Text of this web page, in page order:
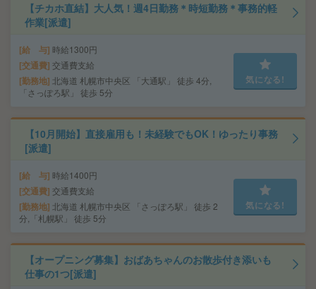
【チカホ直結】大人気！週4日勤務＊時短勤務＊事務的軽
作業[派遣]
給 与 時給1300円
交通費 交通費支給
勤務地 北海道 札幌市中央区 「大通駅」 徒歩 4分,
「さっぽろ駅」 徒歩 5分
気になる!
【10月開始】直接雇用も！未経験でもOK！ゆったり事務
[派遣]
給 与 時給1400円
交通費 交通費支給
勤務地 北海道 札幌市中央区 「さっぽろ駅」 徒歩 2
分,「札幌駅」 徒歩 5分
気になる!
【オープニング募集】おばあちゃんのお散歩付き添いも
仕事の1つ[派遣]